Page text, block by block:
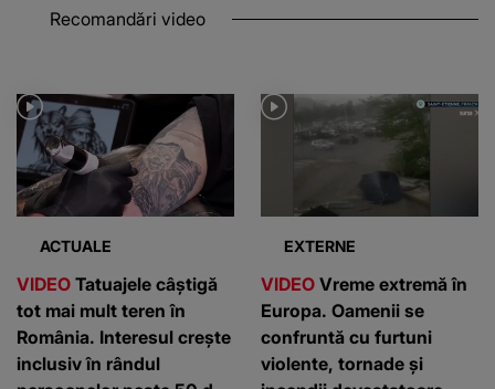
Recomandări video
ACTUALE
VIDEO Tatuajele câștigă
tot mai mult teren în
România. Interesul crește
inclusiv în rândul
EXTERNE
VIDEO Vreme extremă în
Europa. Oamenii se
confruntă cu furtuni
violente, tornade și